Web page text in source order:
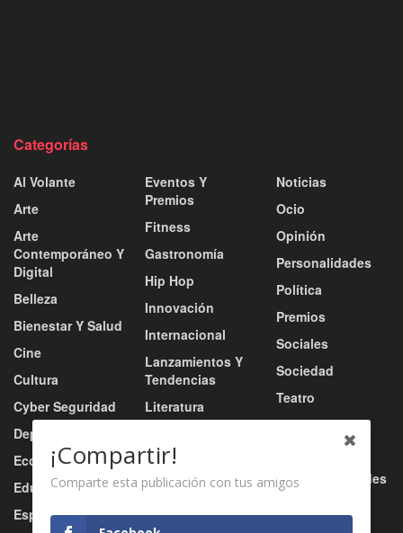
Categorías
Al Volante
Arte
Arte
Contemporáneo Y
Digital
Belleza
Bienestar Y Salud
Cine
Cultura
Cyber Seguridad
Deportes
Economía
Educación
Esports
Eventos Y
Premios
Fitness
Gastronomía
Hip Hop
Innovación
Internacional
Lanzamientos Y
Tendencias
Literatura
Música
Música Urbana
Nacional
Noticias
Ocio
Opinión
Personalidades
Política
Premios
Sociales
Sociedad
Teatro
Tecnología
Tv / Radio / Redes
¡Compartir!
Comparte esta publicación con tus amigos